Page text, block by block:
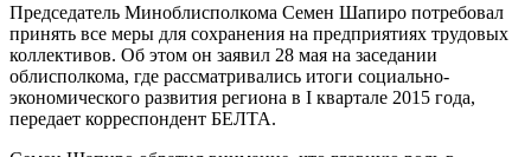
Председатель Миноблисполкома Семен Шапиро потребовал
принять все меры для сохранения на предприятиях трудовых
коллективов. Об этом он заявил 28 мая на заседании
облисполкома, где рассматривались итоги социально-
экономического развития региона в I квартале 2015 года,
передает корреспондент БЕЛТА.